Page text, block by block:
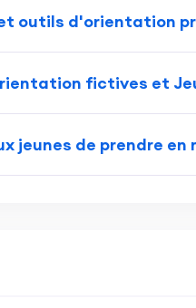
outils d'orientation
fictives et
jeunes de prendre